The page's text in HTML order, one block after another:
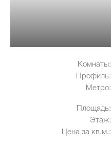
Комнаты:
Профиль:
Метро:
Площадь:
Этаж:
Цена за кв.м.: